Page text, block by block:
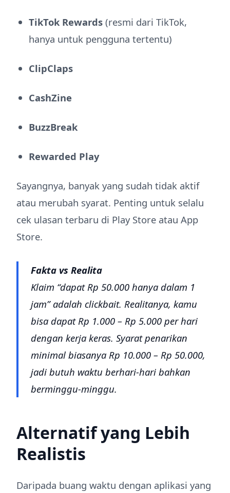
TikTok Rewards (resmi dari TikTok,
hanya untuk pengguna tertentu)
ClipClaps
CashZine
BuzzBreak
Rewarded Play
Sayangnya, banyak yang sudah tidak aktif
atau merubah syarat. Penting untuk selalu
cek ulasan terbaru di Play Store atau App
Store.
Fakta vs Realita
Klaim “dapat Rp 50.000 hanya dalam 1
jam” adalah clickbait. Realitanya, kamu
bisa dapat Rp 1.000 – Rp 5.000 per hari
dengan kerja keras. Syarat penarikan
minimal biasanya Rp 10.000 – Rp 50.000,
jadi butuh waktu berhari-hari bahkan
berminggu-minggu.
Alternatif yang Lebih
Realistis
Daripada buang waktu dengan aplikasi yang